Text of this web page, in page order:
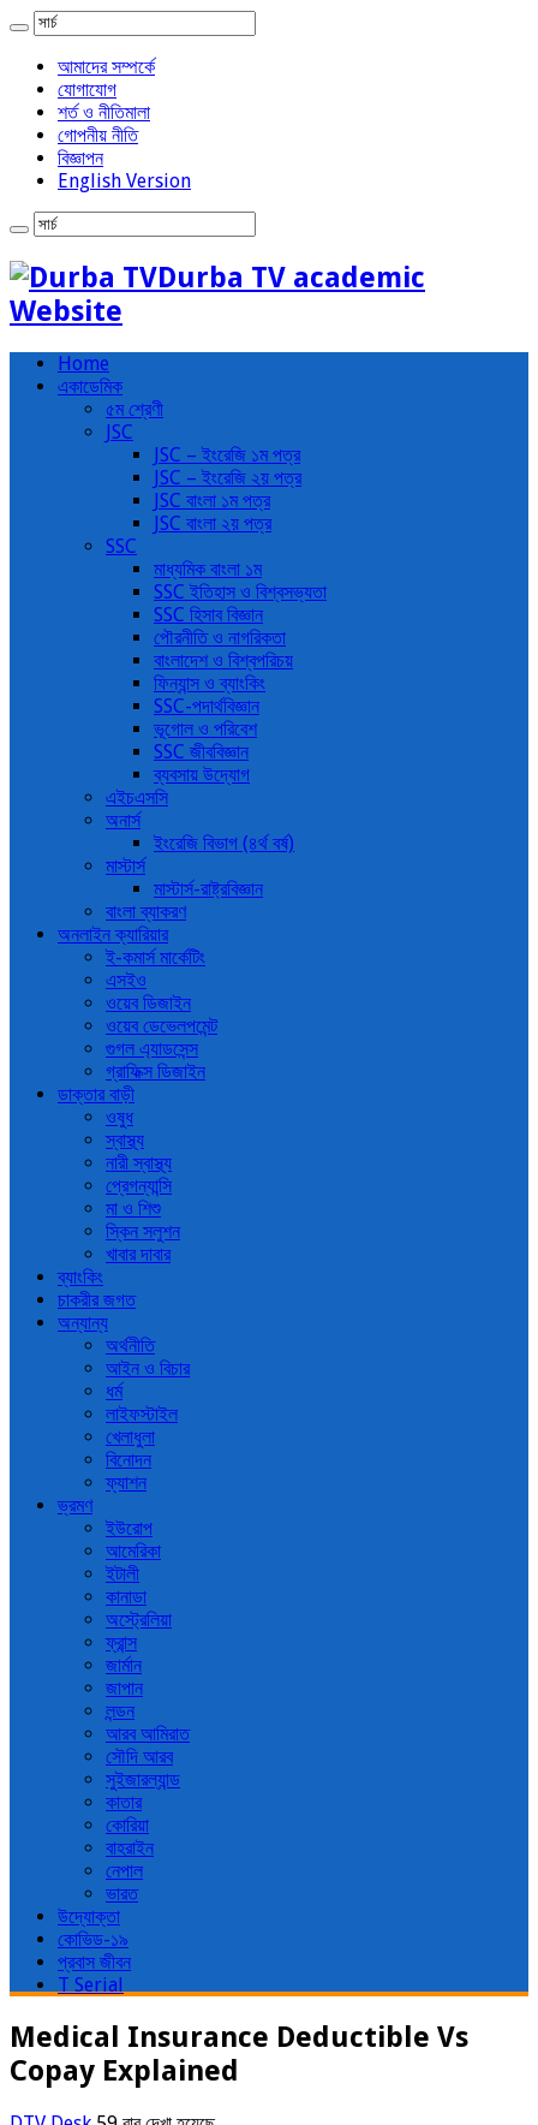
আমাদের সম্পর্কে
যোগাযোগ
শর্ত ও নীতিমালা
গোপনীয় নীতি
বিজ্ঞাপন
English Version
Durba TV academic
Website
Home
একাডেমিক
৫ম শ্রেণী
JSC
JSC – ইংরেজি ১ম পত্র
JSC – ইংরেজি ২য় পত্র
JSC বাংলা ১ম পত্র
JSC বাংলা ২য় পত্র
SSC
মাধ্যমিক বাংলা ১ম
SSC ইতিহাস ও বিশ্বসভ্যতা
SSC হিসাব বিজ্ঞান
পৌরনীতি ও নাগরিকতা
বাংলাদেশ ও বিশ্বপরিচয়
ফিন্যান্স ও ব্যাংকিং
SSC-পদার্থবিজ্ঞান
ভূগোল ও পরিবেশ
SSC জীববিজ্ঞান
ব্যবসায় উদ্যোগ
এইচএসসি
অনার্স
ইংরেজি বিভাগ (৪র্থ বর্ষ)
মাস্টার্স
মাস্টার্স-রাষ্ট্রবিজ্ঞান
বাংলা ব্যাকরণ
অনলাইন ক্যারিয়ার
ই-কমার্স মার্কেটিং
এসইও
ওয়েব ডিজাইন
ওয়েব ডেভেলপমেন্ট
গুগল এ্যাডসেন্স
গ্রাফিক্স ডিজাইন
ডাক্তার বাড়ী
ওষুধ
স্বাস্থ্য
নারী স্বাস্থ্য
প্রেগন্যান্সি
মা ও শিশু
স্কিন সলুশন
খাবার দাবার
ব্যাংকিং
চাকরীর জগত
অন্যান্য
অর্থনীতি
আইন ও বিচার
ধর্ম
লাইফস্টাইল
খেলাধুলা
বিনোদন
ফ্যাশন
ভ্রমণ
ইউরোপ
আমেরিকা
ইটালী
কানাডা
অস্ট্রেলিয়া
ফ্রান্স
জার্মান
জাপান
লন্ডন
আরব আমিরাত
সৌদি আরব
সুইজারল্যান্ড
কাতার
কোরিয়া
বাহরাইন
নেপাল
ভারত
উদ্যোক্তা
কোভিড-১৯
প্রবাস জীবন
T Serial
Medical Insurance Deductible Vs
Copay Explained